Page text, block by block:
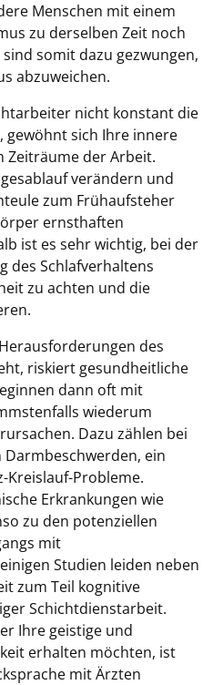
Menschen mit einem
zu derselben Zeit noch
somit dazu gezwungen,
abzuweichen.
nicht konstant die
gewöhnt sich Ihre innere
Zeiträume der Arbeit.
verändern und
zum Frühaufsteher
ernsthaften
ist es sehr wichtig, bei der
des Schlafverhaltens
zu achten und die
des
riskiert gesundheitliche
dann oft mit
wiederum
Dazu zählen bei
ein
Probleme.
Erkrankungen wie
zu den potenziellen
mit
Studien leiden neben
zum Teil kognitive
Schichtdienstarbeit.
Ihre geistige und
erhalten möchten, ist
mit Ärzten